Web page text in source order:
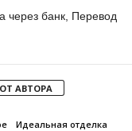
через банк, Перевод
АВТОРА
Идеальная отделка